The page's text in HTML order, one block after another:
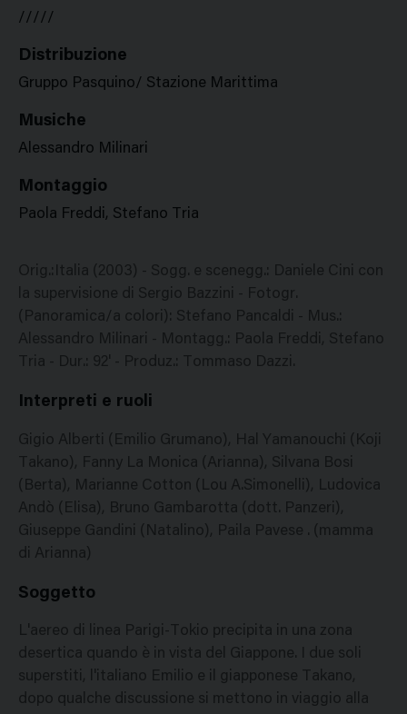
/////
Distribuzione
Gruppo Pasquino/ Stazione Marittima
Musiche
Alessandro Milinari
Montaggio
Paola Freddi, Stefano Tria
Orig.:Italia (2003) - Sogg. e scenegg.: Daniele Cini con
la supervisione di Sergio Bazzini - Fotogr.
(Panoramica/a colori): Stefano Pancaldi - Mus.:
Alessandro Milinari - Montagg.: Paola Freddi, Stefano
Tria - Dur.: 92' - Produz.: Tommaso Dazzi.
Interpreti e ruoli
Gigio Alberti (Emilio Grumano), Hal Yamanouchi (Koji
Takano), Fanny La Monica (Arianna), Silvana Bosi
(Berta), Marianne Cotton (Lou A.Simonelli), Ludovica
Andò (Elisa), Bruno Gambarotta (dott. Panzeri),
Giuseppe Gandini (Natalino), Paila Pavese . (mamma
di Arianna)
Soggetto
L'aereo di linea Parigi-Tokio precipita in una zona
desertica quando è in vista del Giappone. I due soli
superstiti, l'italiano Emilio e il giapponese Takano,
dopo qualche discussione si mettono in viaggio alla